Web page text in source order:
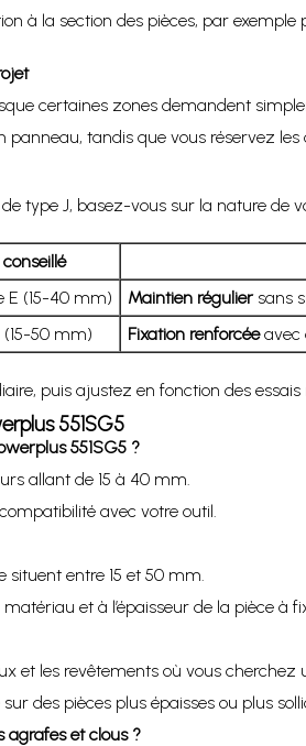
à la section des pièces, par
certaines zones demandent
tandis que vous réservez
type J, basez-vous sur la nature de
E (15-40 mm) Maintien réguliersans
(15-50 mm) Fixation renforcéeavec
puis ajustez en fonction des
551SG5
551SG5 ?
allant de 15 à 40 mm.
avec votre outil.
situent entre 15 et 50 mm.
et à l’épaisseur de la pièce à
et les revêtements où vous cherchez
des pièces plus épaisses ou plus
et clous ?